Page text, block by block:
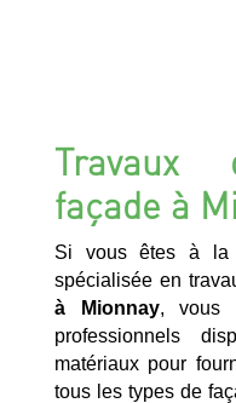
Travaux
façade à
Si vous êtes à la
spécialisée en
à Mionnay, vous
professionnels
matériaux pour
tous les types de